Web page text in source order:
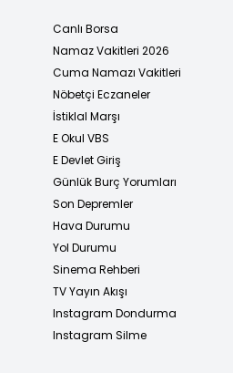
Canlı Borsa
Namaz Vakitleri 2026
Cuma Namazı Vakitleri
Nöbetçi Eczaneler
İstiklal Marşı
E Okul VBS
E Devlet Giriş
Günlük Burç Yorumları
Son Depremler
Hava Durumu
Yol Durumu
Sinema Rehberi
TV Yayın Akışı
Instagram Dondurma
Instagram Silme